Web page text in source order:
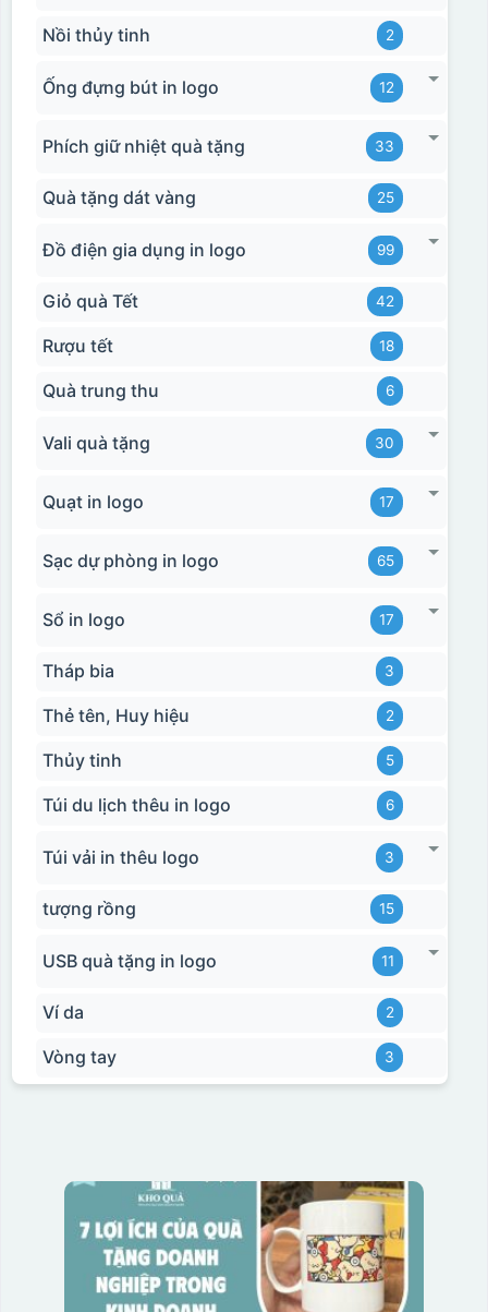
Nồi thủy tinh 2
Ống đựng bút in logo 12
Phích giữ nhiệt quà tặng 33
Quà tặng dát vàng 25
Đồ điện gia dụng in logo 99
Giỏ quà Tết 42
Rượu tết 18
Quà trung thu 6
Vali quà tặng 30
Quạt in logo 17
Sạc dự phòng in logo 65
Sổ in logo 17
Tháp bia 3
Thẻ tên, Huy hiệu 2
Thủy tinh 5
Túi du lịch thêu in logo 6
Túi vải in thêu logo 3
tượng rồng 15
USB quà tặng in logo 11
Ví da 2
Vòng tay 3